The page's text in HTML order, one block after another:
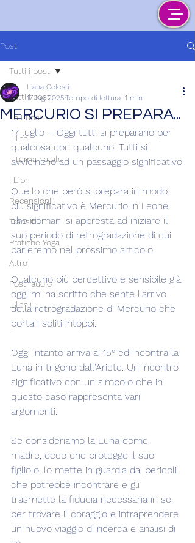
Post
Tutti i post
La Luna
Lilith
Il tema natale
I Libri
Recensioni
Transiti
Pratiche Yoga
Altro
Post+audio
Lilith+
Tutti i post
MERCURIO SI PREPARA...
Liana Celesti
17 lug 2025Tempo di lettura: 1 min
17 luglio – Oggi tutti si preparano per
qualcosa con qualcuno. Tutti si
avvicinano ad un passaggio significativo.
Quello che però si prepara in modo
più significativo è Mercurio in Leone,
che domani si appresta ad iniziare il
suo periodo di retrogradazione di cui
parleremo nel prossimo articolo.
Qualcuno più percettivo e sensibile già
oggi mi ha scritto che sente l'arrivo
della retrogradazione di Mercurio che
porta i soliti intoppi.
Oggi intanto arriva ai 15° ed incontra la
Luna in trigono dall'Ariete. Un incontro
significativo con un simbolo che in
questo caso rappresenta vari
argomenti.
Se consideriamo la Luna come
madre, ecco che protegge il suo
figliolo, lo mette in guardia dai pericoli
che potrebbe incontrare e gli
trasmette la fiducia necessaria in se,
per trovare il coraggio e intraprendere
un nuovo viaggio di ricerca e analisi di